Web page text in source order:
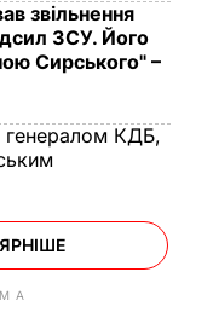
звільнення
ЗСУ. Його
Сирського" –
генералом КДБ,